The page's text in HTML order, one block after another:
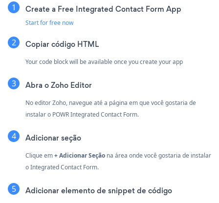
Create a Free Integrated Contact Form App
Start for free now
Copiar código HTML
Your code block will be available once you create your app
Abra o Zoho Editor
No editor Zoho, navegue até a página em que você gostaria de
instalar o POWR Integrated Contact Form.
Adicionar seção
Clique em+ Adicionar Seção na área onde você gostaria de instalar
o Integrated Contact Form.
Adicionar elemento de snippet de código